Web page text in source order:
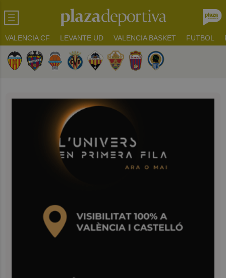
VALENCIA CF LEVANTE UD VALENCIA BASKET FUTBOL